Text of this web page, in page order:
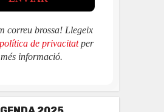
correu brossa! Llegeix
de privacitatper
informació.